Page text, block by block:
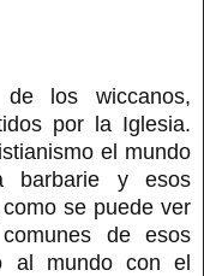
los wiccanos,
por la Iglesia.
el mundo
barbarie y esos
se puede ver
de esos
al mundo con el